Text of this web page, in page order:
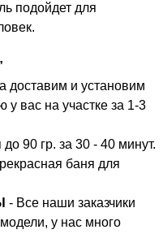
подойдет для
доставим и установим
вас на участке за 1-3
до 90 гр. за 30 - 40 минут.
баня для
- Все наши заказчики
у нас много